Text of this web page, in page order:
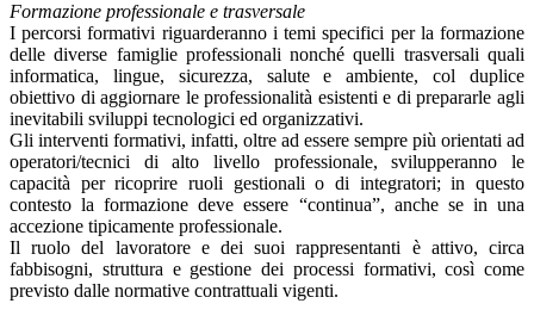
Formazione professionale e trasversale
I percorsi formativi riguarderanno i temi specifici per la formazione
delle diverse famiglie professionali nonché quelli trasversali quali
informatica, lingue, sicurezza, salute e ambiente, col duplice
obiettivo di aggiornare le professionalità esistenti e di prepararle agli
inevitabili sviluppi tecnologici ed organizzativi.
Gli interventi formativi, infatti, oltre ad essere sempre più orientati ad
operatori/tecnici di alto livello professionale, svilupperanno le
capacità per ricoprire ruoli gestionali o di integratori; in questo
contesto la formazione deve essere “continua”, anche se in una
accezione tipicamente professionale.
Il ruolo del lavoratore e dei suoi rappresentanti è attivo, circa
fabbisogni, struttura e gestione dei processi formativi, così come
previsto dalle normative contrattuali vigenti.